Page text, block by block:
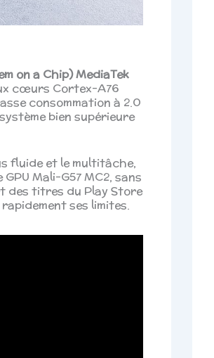
on a Chip) MediaTek
cœurs Cortex-A76
consommation à 2.0
bien supérieure
fluide et le multitâche,
Mali-G57 MC2, sans
des titres du Play Store
ses limites.